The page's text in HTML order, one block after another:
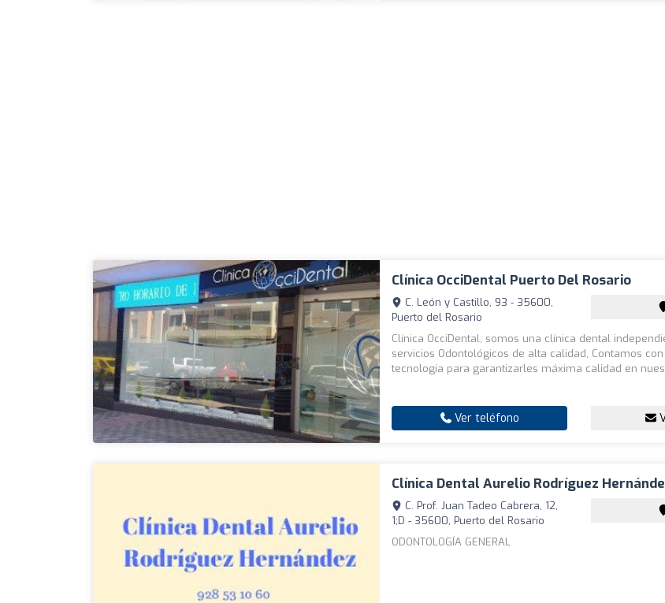
Clínica OcciDental Puerto Del Rosario
C. León y Castillo, 93 - 35600,
Puerto del Rosario
Clínica OcciDental, somos una clínica dental
servicios Odontológicos de alta calidad, Contamos
tecnología para garantizarles máxima calidad en
Ver teléfono
Clínica Dental Aurelio Rodríguez
C. Prof. Juan Tadeo Cabrera, 12,
1;D - 35600, Puerto del Rosario
ODONTOLOGÍA GENERAL